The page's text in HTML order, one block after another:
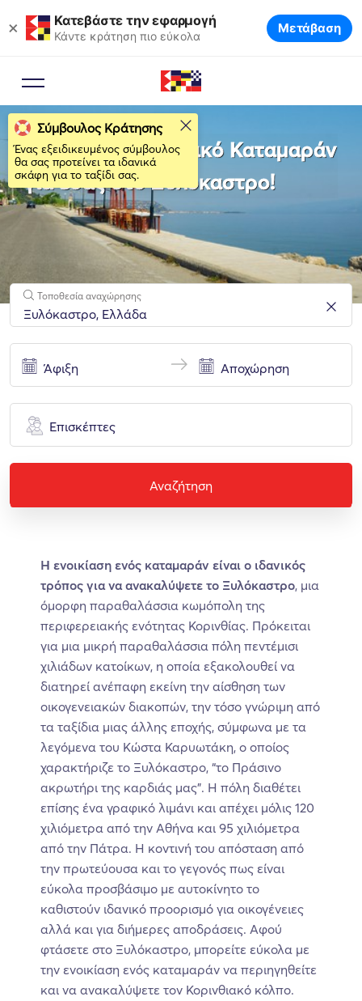
× Κατεβάστε την εφαρμογή
Κάντε κράτηση πιο εύκολα Μετάβαση
Νοικιάστε το ιδανικό Καταμαράν
για εσάς στο Ξυλόκαστρο!
Τοποθεσία αναχώρησης
Επισκέπτες
Αναζήτηση
Η ενοικίαση ενός καταμαράν είναι ο ιδανικός
τρόπος για να ανακαλύψετε το Ξυλόκαστρο, μια
όμορφη παραθαλάσσια κωμόπολη της
περιφερειακής ενότητας Κορινθίας. Πρόκειται
για μια μικρή παραθαλάσσια πόλη πεντέμισι
χιλιάδων κατοίκων, η οποία εξακολουθεί να
διατηρεί ανέπαφη εκείνη την αίσθηση των
οικογενειακών διακοπών, την τόσο γνώριμη από
τα ταξίδια μιας άλλης εποχής, σύμφωνα με τα
λεγόμενα του Κώστα Καρυωτάκη, ο οποίος
χαρακτήριζε το Ξυλόκαστρο, “το Πράσινο
ακρωτήρι της καρδιάς μας”. Η πόλη διαθέτει
επίσης ένα γραφικό λιμάνι και απέχει μόλις 120
χιλιόμετρα από την Αθήνα και 95 χιλιόμετρα
από την Πάτρα. Η κοντινή του απόσταση από
την πρωτεύουσα και το γεγονός πως είναι
εύκολα προσβάσιμο με αυτοκίνητο το
καθιστούν ιδανικό προορισμό για οικογένειες
αλλά και για διήμερες αποδράσεις. Αφού
φτάσετε στο Ξυλόκαστρο, μπορείτε εύκολα με
την ενοικίαση ενός καταμαράν να περιηγηθείτε
και να ανακαλύψετε τον Κορινθιακό κόλπο.
Σύμβουλος Κράτησης
Ένας εξειδικευμένος σύμβουλος
θα σας προτείνει τα ιδανικά
σκάφη για το ταξίδι σας.